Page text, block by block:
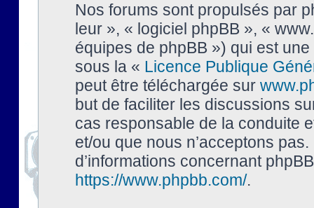
Nos forums sont propulsés par
leur », « logiciel phpBB », «
équipes de phpBB ») qui est
sous la « Licence Publique
peut être téléchargée sur
but de faciliter les discussions
cas responsable de la conduite
et/ou que nous n’acceptons
d’informations concernant
https://www.phpbb.com/.